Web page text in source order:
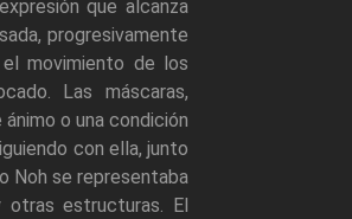
que alcanza
progresivamente
movimiento de los
Las máscaras,
o una condición
con ella, junto
Noh se representaba
estructuras. El